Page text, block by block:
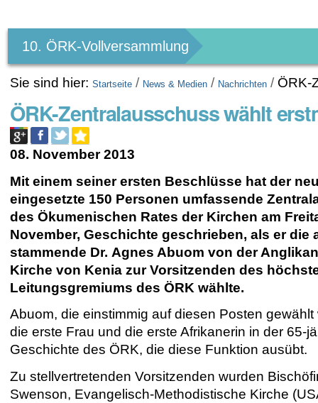
Werkzeuge
10. ÖRK-Vollversammlung
Sie sind hier: Startseite / News & Medien / Nachrichten / ÖRK-
ÖRK-Zentralausschuss wählt
08. November 2013
Mit einem seiner ersten Beschlüsse hat der
eingesetzte 150 Personen umfassende
des Ökumenischen Rates der Kirchen am
November, Geschichte geschrieben, als er die
stammende Dr. Agnes Abuom von der
Kirche von Kenia zur Vorsitzenden des
Leitungsgremiums des ÖRK wählte.
Abuom, die einstimmig auf diesen Posten gewählt
die erste Frau und die erste Afrikanerin in der 65-
Geschichte des ÖRK, die diese Funktion ausübt.
Zu stellvertretenden Vorsitzenden wurden
Swenson, Evangelisch-Methodistische Kirche